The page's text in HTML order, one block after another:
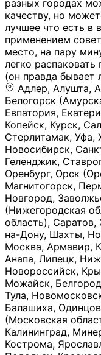
разных городах
качеству, но
лучшее что есть в
применением
место, на пару
легко распаковать
(он правда бывает
Адлер, Алушта,
Белогорск
Евпатория,
Копейск, Курск,
Стерлитамак, Уфа,
Новосибирск,
Геленджик,
Оренбург, Орск
Магнитогорск,
Новгород,
(Нижегородская
область),
на-Дону, Шахты,
Москва, Армавир,
Анапа, Липецк,
Новороссийск,
Можайск,
Тула,
Балашиха,
(Московская
Калининград,
Кострома,